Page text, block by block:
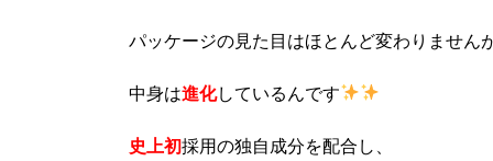
パッケージの見た目はほとんど変わりません
中身は進化しているんです
史上初採用の独自成分を配合し、